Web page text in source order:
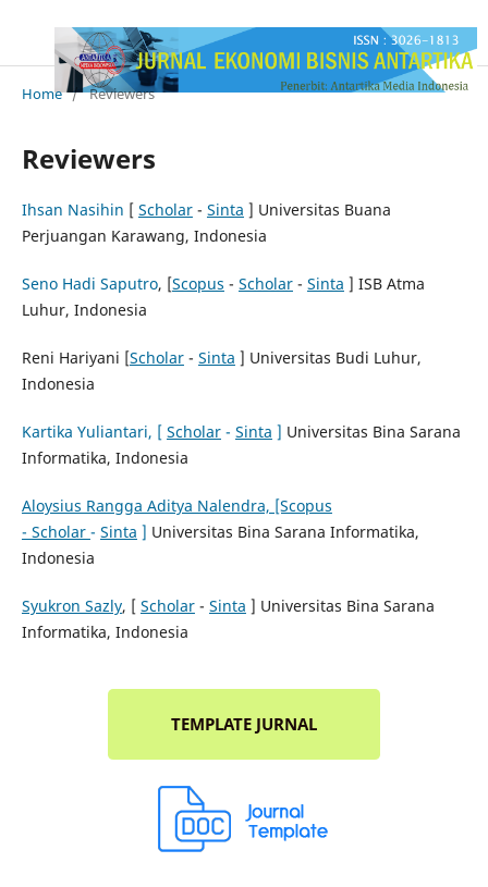
Home / Reviewers
Reviewers
Ihsan Nasihin [ Scholar- Sinta ] Universitas Buana
Perjuangan Karawang, Indonesia
Seno Hadi Saputro, [Scopus - Scholar- Sinta ] ISB Atma
Luhur, Indonesia
Reni Hariyani [Scholar- Sinta ] Universitas Budi Luhur,
Indonesia
Kartika Yuliantari, [ Scholar- Sinta ] Universitas Bina Sarana
Informatika, Indonesia
Aloysius Rangga Aditya Nalendra, [Scopus
- Scholar - Sinta ] Universitas Bina Sarana Informatika,
Indonesia
Syukron Sazly, [ Scholar- Sinta ] Universitas Bina Sarana
Informatika, Indonesia
TEMPLATE JURNAL